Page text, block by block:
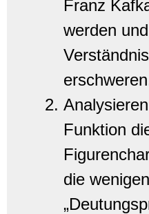
Franz
werden
Funktion
die